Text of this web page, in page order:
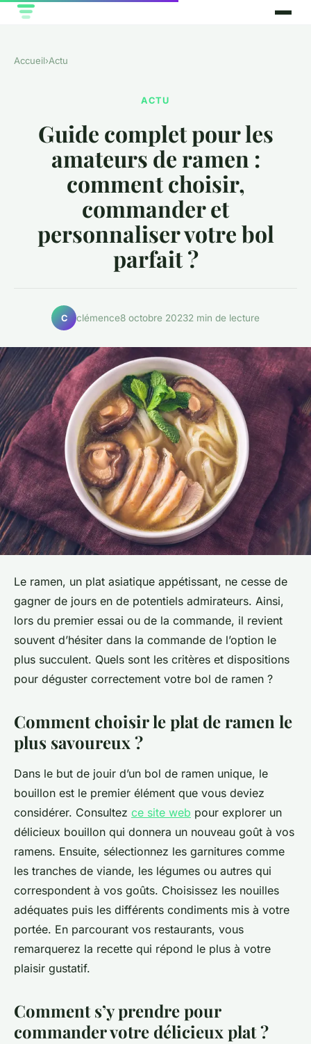
Accueil›Actu
ACTU
Guide complet pour les
amateurs de ramen :
comment choisir,
commander et
personnaliser votre bol
parfait ?
C clémence8 octobre 20232 min de lecture
Le ramen, un plat asiatique appétissant, ne cesse de
gagner de jours en de potentiels admirateurs. Ainsi,
lors du premier essai ou de la commande, il revient
souvent d’hésiter dans la commande de l’option le
plus succulent. Quels sont les critères et dispositions
pour déguster correctement votre bol de ramen ?
Comment choisir le plat de ramen le
plus savoureux ?
Dans le but de jouir d’un bol de ramen unique, le
bouillon est le premier élément que vous deviez
considérer. Consultez ce site web pour explorer un
délicieux bouillon qui donnera un nouveau goût à vos
ramens. Ensuite, sélectionnez les garnitures comme
les tranches de viande, les légumes ou autres qui
correspondent à vos goûts. Choisissez les nouilles
adéquates puis les différents condiments mis à votre
portée. En parcourant vos restaurants, vous
remarquerez la recette qui répond le plus à votre
plaisir gustatif.
Comment s’y prendre pour
commander votre délicieux plat ?